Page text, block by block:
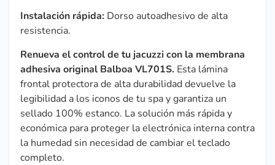
Instalación rápida: Dorso autoadhesivo de alta
resistencia.
Renueva el control de tu jacuzzi con la membrana
adhesiva original Balboa VL701S. Esta lámina
frontal protectora de alta durabilidad devuelve la
legibilidad a los iconos de tu spa y garantiza un
sellado 100% estanco. La solución más rápida y
económica para proteger la electrónica interna contra
la humedad sin necesidad de cambiar el teclado
completo.